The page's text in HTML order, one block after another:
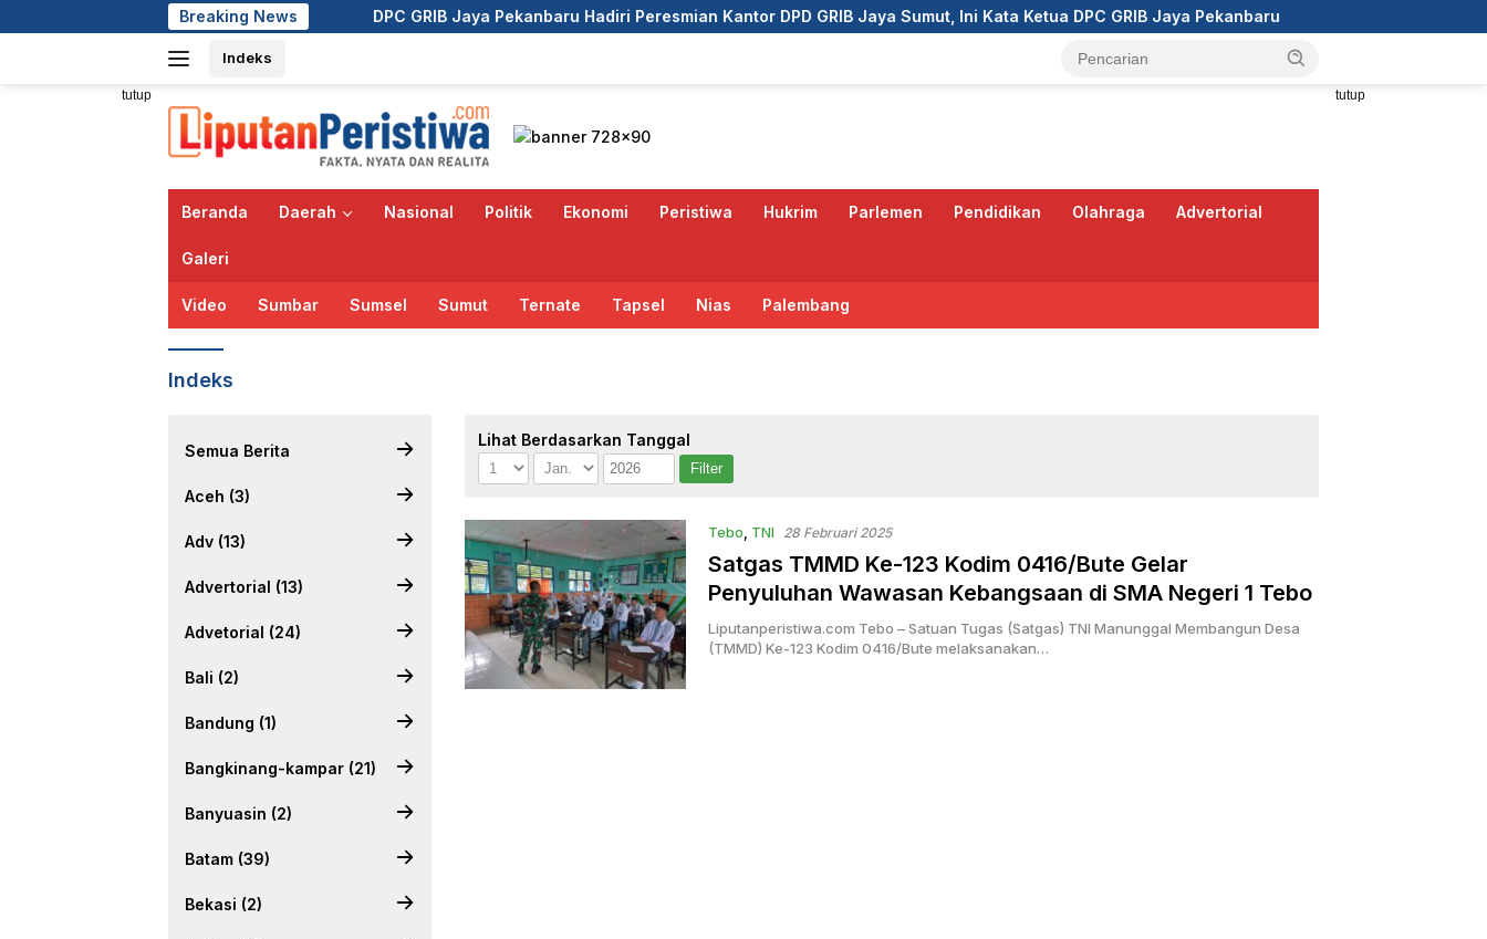
ke
Breaking NewsDPC GRIB Jaya Pekanbaru Hadiri Peresmian Kantor DPD GRIB Jaya Sumut, Ini Kata Ketua DPC GRIB Jaya Pekanbaru Wali Kota Pekanbaru Ajak
Indeks
tutup tutup
Beranda Daerah Nasional Politik Ekonomi Peristiwa Hukrim Parlemen Pendidikan Olahraga Advertorial
Galeri
Video Sumbar Sumsel Sumut Ternate Tapsel Nias Palembang
Indeks
Semua Berita
Aceh (3)
Adv (13)
Advertorial (13)
Advetorial (24)
Bali (2)
Bandung (1)
Bangkinang-kampar (21)
Banyuasin (2)
Batam (39)
Bekasi (2)
Lihat Berdasarkan Tanggal
Tebo TNI 28 Februari 2025
Satgas TMMD Ke-123 Kodim 0416/Bute Gelar
Penyuluhan Wawasan Kebangsaan di SMA Negeri 1 Tebo
Liputanperistiwa.com Tebo – Satuan Tugas (Satgas) TNI Manunggal Membangun Desa
(TMMD) Ke-123 Kodim 0416/Bute melaksanakan…